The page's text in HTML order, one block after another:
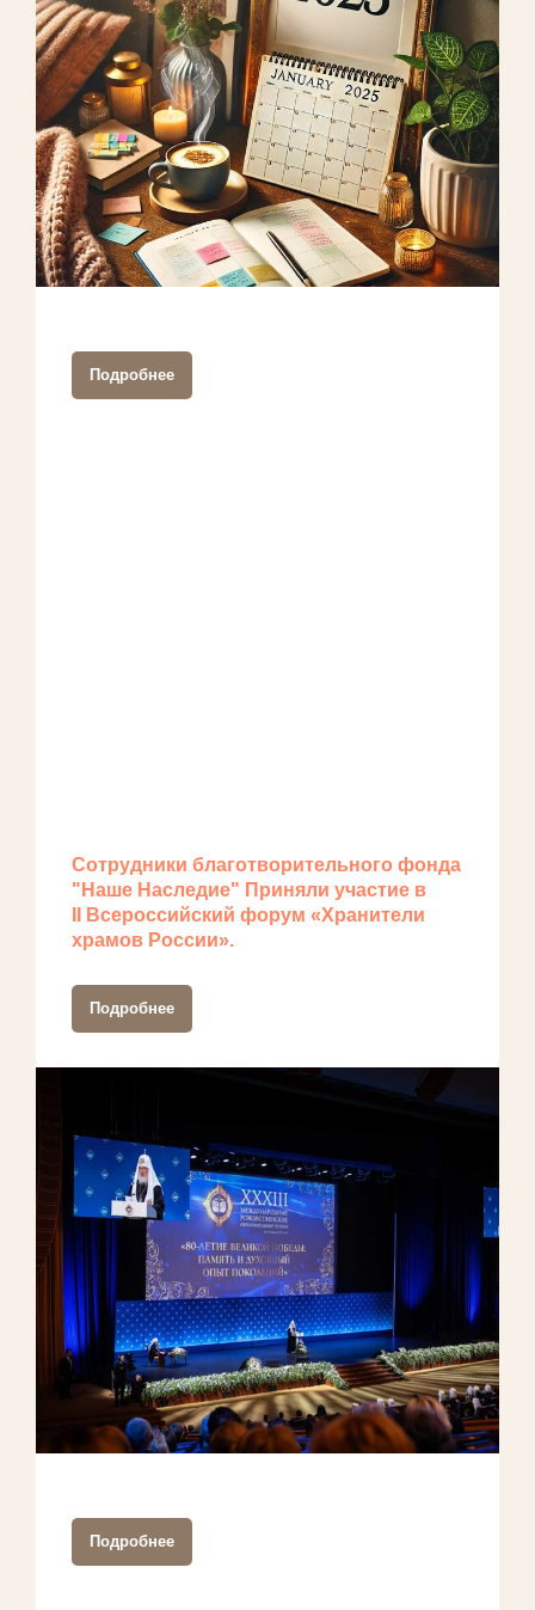
Подробнее
Сотрудники благотворительного фонда
"Наше Наследие" Приняли участие в
II Всероссийский форум «Хранители
храмов России».
Подробнее
Подробнее